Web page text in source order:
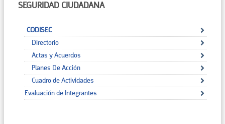
SEGURIDAD CIUDADANA
CODISEC
Directorio
Actas y Acuerdos
Planes De Acción
Cuadro de Actividades
Evaluación de Integrantes